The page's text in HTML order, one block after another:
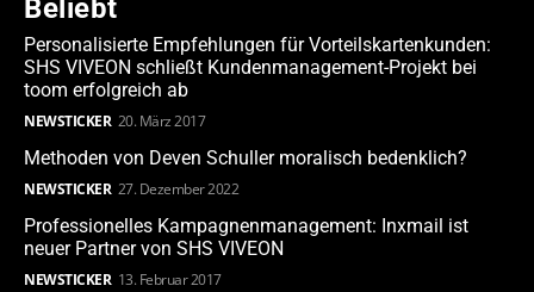
Beliebt
Personalisierte Empfehlungen für Vorteilskartenkunden:
SHS VIVEON schließt Kundenmanagement-Projekt bei
toom erfolgreich ab
NEWSTICKER 20. März 2017
Methoden von Deven Schuller moralisch bedenklich?
NEWSTICKER 27. Dezember 2022
Professionelles Kampagnenmanagement: Inxmail ist
neuer Partner von SHS VIVEON
NEWSTICKER 13. Februar 2017